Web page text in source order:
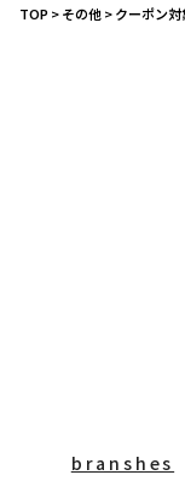
TOP>その他>クーポン
branshes